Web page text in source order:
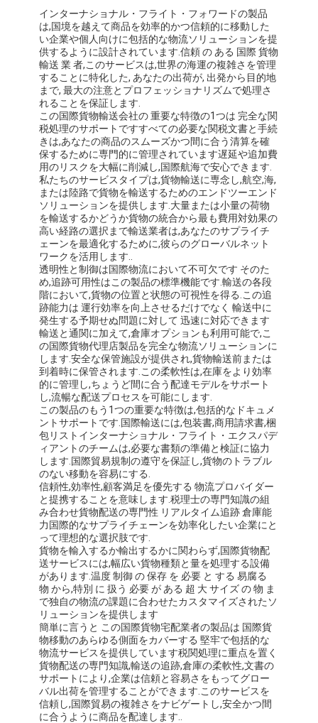
ホーム
インターナショナル・フライト・フォワードの製品
は,国境を越えて商品を効率的かつ信頼的に移動した
い企業や個人向けに包括的な物流ソリューションを提
供するように設計されています.信頼 の ある 国際 貨物
輸送 業 者,このサービスは,世界の海運の複雑さを管理
することに特化した, あなたの出荷が, 出発から目的地
まで, 最大の注意とプロフェッショナリズムで処理さ
れることを保証します.
この国際貨物輸送会社の 重要な特徴の1つは 完全な関
税処理のサポートですすべての必要な関税文書と手続
きは,あなたの商品のスムーズかつ間に合う清算を確
保するために専門的に管理されています遅延や追加費
用のリスクを大幅に削減し,国際航海で安心できます.
私たちのサービスタイプは,貨物輸送に専念し,航空,海,
または陸路で貨物を輸送するためのエンドツーエンド
ソリューションを提供します.大量または小量の荷物
を輸送するかどうか貨物の統合から最も費用対効果の
高い経路の選択まで輸送業者は,あなたのサプライチ
ェーンを最適化するために,彼らのグローバルネット
ワークを活用します..
透明性と制御は国際物流において不可欠です そのた
め,追跡可用性はこの製品の標準機能です.輸送の各段
階において,貨物の位置と状態の可視性を得る.この追
跡能力は 運行効率を向上させるだけでなく 輸送中に
発生する予期せぬ問題に対して 迅速に対応できます
輸送と通関に加えて,倉庫オプションも利用可能で,こ
の国際貨物代理店製品を完全な物流ソリューションに
します.安全な保管施設が提供され,貨物輸送前または
到着時に保管されます.この柔軟性は,在庫をより効率
的に管理し,ちょうど間に合う配達モデルをサポート
し,流暢な配送プロセスを可能にします.
この製品のもう1つの重要な特徴は,包括的なドキュメ
ントサポートです.国際輸送には,包装書,商用請求書,梱
包リストインターナショナル・フライト・エクスパデ
ィアントのチームは,必要な書類の準備と検証に協力
します.国際貿易規制の遵守を保証し,貨物のトラブル
のない移動を容易にする.
信頼性,効率性,顧客満足を優先する 物流プロバイダー
と提携することを意味します.税理士の専門知識の組
み合わせ貨物配送の専門性 リアルタイム追跡 倉庫能
力国際的なサプライチェーンを効率化したい企業にと
って理想的な選択肢です.
貨物を輸入するか輸出するかに関わらず,国際貨物配
送サービスには,幅広い貨物種類と量を処理する設備
があります.温度 制御 の 保存 を 必要 と する 易腐る
物 から,特別 に 扱う 必要 が ある 超 大 サイズ の 物 ま
で独自の物流の課題に合わせたカスタマイズされたソ
リューションを提供します
簡単に言うと この国際貨物宅配業者の製品は 国際貨
物移動のあらゆる側面をカバーする 堅牢で包括的な
物流サービスを提供しています税関処理に重点を置く
貨物配送の専門知識,輸送の追跡,倉庫の柔軟性,文書の
サポートにより,企業は信頼と容易さをもってグロー
バル出荷を管理することができます.このサービスを
信頼し,国際貿易の複雑さをナビゲートし,安全かつ間
に合うように商品を配達します..